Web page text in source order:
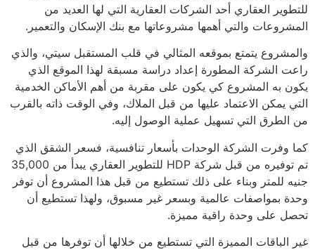
للتطوير العقاري أحد الشركات العقارية التي لها العديد من
المشروعات والتي أهمها مشروعاتها مع بنك الإسكان والتعمير.
والمشروع يتمتع بموقعه المثالي في قلب المستقبل سيتي، والذي
راعت الشركة المطورة إعداد دراسة مسبقة لهذا الموقع الذي
يكون به المشروع كي يكون على مقربة من أهم الأماكن الخدمية
التي يمكن الاعتماد عليها من قبل الملاك، وفي الوقت ذاته بالقرب
من الطرق التي تسهيل عملية الوصول إليه.
كما وفرت الشركة الوحدات بأسعار تنافسية، فسعر الشقق الذي
تم توفيره من قبل شركة HDP للتطوير العقاري يبدأ من 35,000
جنيه للمتر وبناء على ذلك تستطيع من قبل هذا المشروع أن توفر
وحدة بمواصفات عالمية وبسعر غير مسبوق، ولهذا تستطيع أن
تحصل على وحدة راقية مميزة.
غير الباقات المميزة التي تستطيع من خلالها أن توفرها من قبل